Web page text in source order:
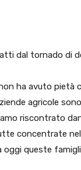
dal tornado di
ha avuto pietà
agricole
riscontrato
concentrate
queste